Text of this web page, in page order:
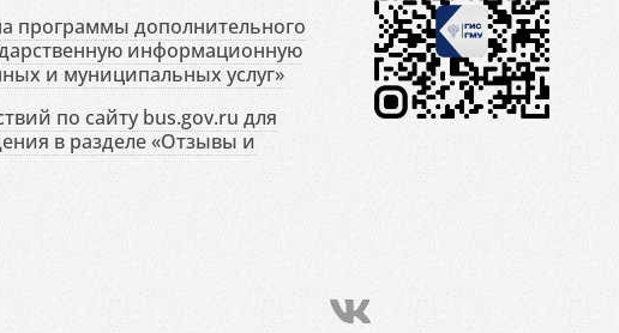
программы дополнительного
информационную
и муниципальных услуг»
по сайту bus.gov.ru для
в разделе «Отзывы и